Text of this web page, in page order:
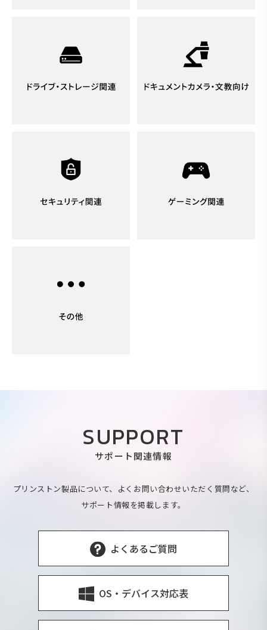
SUPPORT
サポート関連情報
プリンストン製品について、よくお問い合わせいただく質問など、
サポート情報を掲載します。
よくあるご質問
OS・デバイス対応表